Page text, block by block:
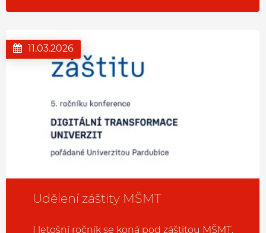
11.03.2026
Udělení záštity MŠMT
I letošní ročník se koná pod záštitou MŠMT.